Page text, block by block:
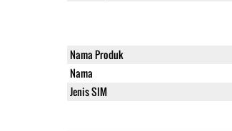
Nama Produk
Nama
Jenis SIM